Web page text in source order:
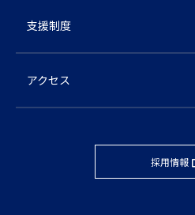
支援制度
アクセス
採用情報